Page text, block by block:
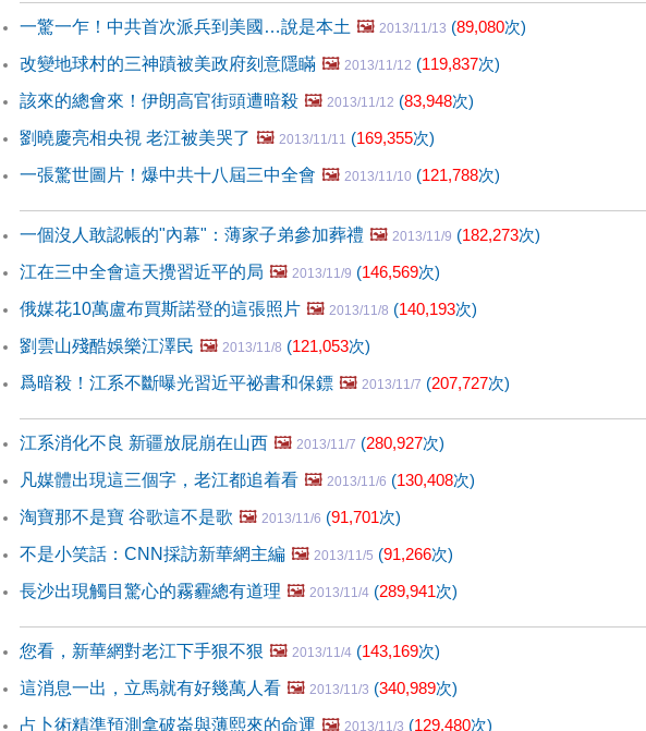
一驚一乍！中共首次派兵到美國…說是本土 🖼️ 2013/11/13 (89,080次)
改變地球村的三神蹟被美政府刻意隱瞞 🖼️ 2013/11/12 (119,837次)
該來的總會來！伊朗高官街頭遭暗殺 🖼️ 2013/11/12 (83,948次)
劉曉慶亮相央視 老江被美哭了 🖼️ 2013/11/11 (169,355次)
一張驚世圖片！爆中共十八屆三中全會 🖼️ 2013/11/10 (121,788次)
一個沒人敢認帳的"內幕"：薄家子弟參加葬禮 🖼️ 2013/11/9 (182,273次)
江在三中全會這天攪習近平的局 🖼️ 2013/11/9 (146,569次)
俄媒花10萬盧布買斯諾登的這張照片 🖼️ 2013/11/8 (140,193次)
劉雲山殘酷娛樂江澤民 🖼️ 2013/11/8 (121,053次)
爲暗殺！江系不斷曝光習近平祕書和保鏢 🖼️ 2013/11/7 (207,727次)
江系消化不良 新疆放屁崩在山西 🖼️ 2013/11/7 (280,927次)
凡媒體出現這三個字，老江都追着看 🖼️ 2013/11/6 (130,408次)
淘寶那不是寶 谷歌這不是歌 🖼️ 2013/11/6 (91,701次)
不是小笑話：CNN採訪新華網主編 🖼️ 2013/11/5 (91,266次)
長沙出現觸目驚心的霧霾總有道理 🖼️ 2013/11/4 (289,941次)
您看，新華網對老江下手狠不狠 🖼️ 2013/11/4 (143,169次)
這消息一出，立馬就有好幾萬人看 🖼️ 2013/11/3 (340,989次)
占卜術精準預測拿破崙與薄熙來的命運 🖼️ 2013/11/3 (129,480次)